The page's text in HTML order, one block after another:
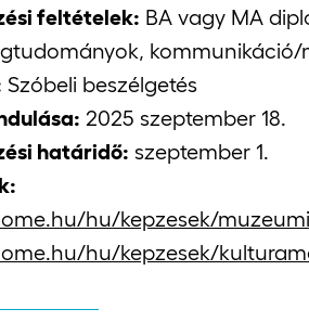
feltételek: BA vagy MA
kommunikáció/
Szóbeli beszélgetés
2025 szeptember 18.
határidő: szeptember 1.
hu/kepzesek/
hu/kepzesek/